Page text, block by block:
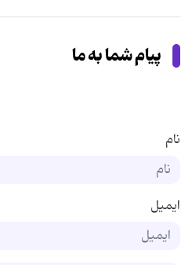
پیام شما به ما
نام
ایمیل